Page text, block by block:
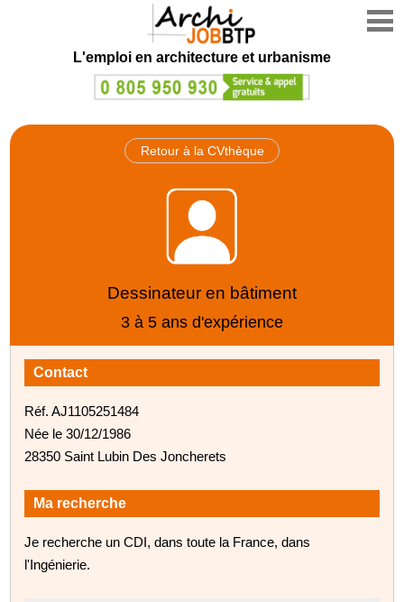
L'emploi en architecture et urbanisme
Retour à la CVthèque
Dessinateur en bâtiment
3 à 5 ans d'expérience
Contact
Réf. AJ1105251484
Née le 30/12/1986
28350 Saint Lubin Des Joncherets
Ma recherche
Je recherche un CDI, dans toute la France, dans
l'Ingénierie.